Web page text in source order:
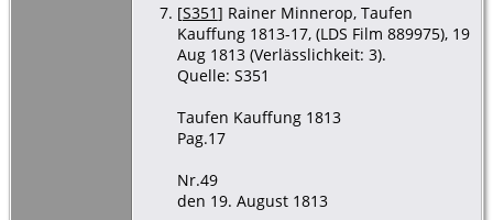
[S351] Rainer Minnerop, Taufen
Kauffung 1813-17, (LDS Film 889975), 19
Aug 1813 (Verlässlichkeit: 3).
Quelle: S351
Taufen Kauffung 1813
Pag.17
Nr.49
den 19. August 1813